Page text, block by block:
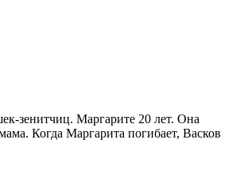
зенитчиц. Маргарите 20 лет. Она
Когда Маргарита погибает, Васков